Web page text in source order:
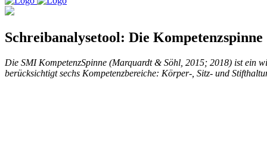
Schreibanalysetool: Die Kompetenzspinne
Die SMI KompetenzSpinne (Marquardt & Söhl, 2015; 2018) ist ein
berücksichtigt sechs Kompetenzbereiche: Körper-, Sitz- und